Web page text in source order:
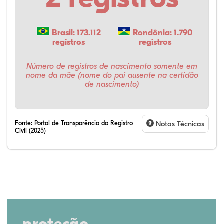
Brasil: 173.112
registros
Rondônia: 1.790
registros
Número de registros de nascimento somente em
nome da mãe (nome do pai ausente na certidão
de nascimento)
Fonte: Portal de Transparência do Registro
Civil (2025)
Notas Técnicas